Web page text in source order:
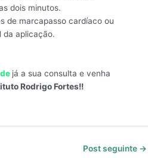
dois minutos.
de marcapasso cardíaco ou
da aplicação.
já a sua consulta e venha
Rodrigo Fortes!!
Post seguinte →